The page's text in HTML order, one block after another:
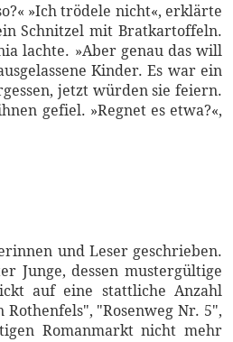
»Ich trödele nicht«, erklärte
Schnitzel mit Bratkartoffeln.
lachte. »Aber genau das will
Kinder. Es war ein
jetzt würden sie feiern.
gefiel. »Regnet es etwa?«,
und Leser geschrieben.
Junge, dessen mustergültige
auf eine stattliche Anzahl
"Rosenweg Nr. 5",
Romanmarkt nicht mehr